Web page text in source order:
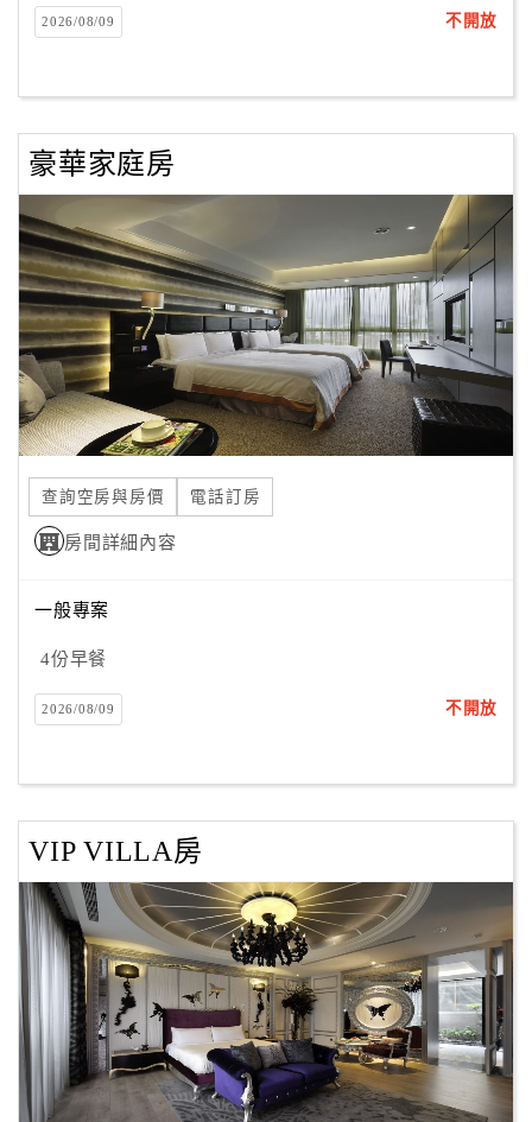
戶
客
服
聯
單
Line
線
上
客
服
紅
利
查
訂
房
Q&A
卡
訂
房
款
收
據
2026/08/09 不開放
豪華家庭房
查詢空房與房價 電話訂房
房間詳細內容
一般專案
4份早餐
2026/08/09 不開放
VIP VILLA房